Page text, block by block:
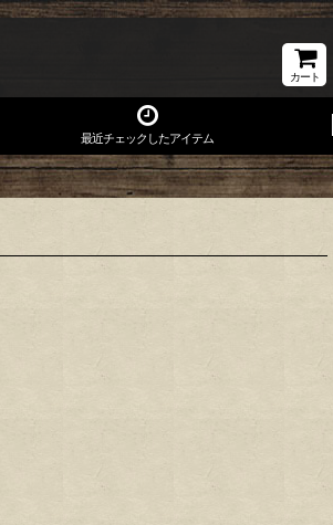
カート
最近チェックしたアイテム